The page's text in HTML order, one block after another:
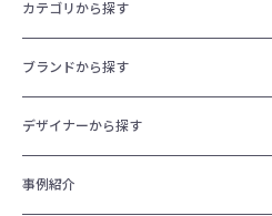
カテゴリから探す
ブランドから探す
デザイナーから探す
事例紹介